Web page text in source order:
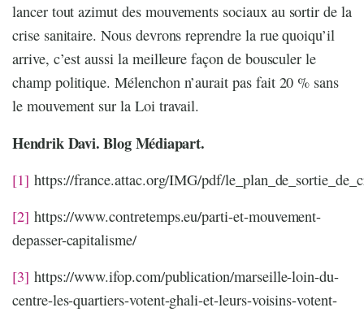
lancer tout azimut des mouvements sociaux au sortir de la
crise sanitaire. Nous devrons reprendre la rue quoiqu’il
arrive, c’est aussi la meilleure façon de bousculer le
champ politique. Mélenchon n’aurait pas fait 20 % sans
le mouvement sur la Loi travail.
Hendrik Davi. Blog Médiapart.
[1] https://france.attac.org/IMG/pdf/
[2] https://www.contretemps.eu/parti-et-mouvement-
depasser-capitalisme/
[3] https://www.ifop.com/publication/marseille-loin-du-
centre-les-quartiers-votent-ghali-et-leurs-voisins-votent-